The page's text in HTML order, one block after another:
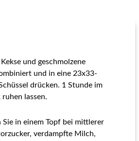
und geschmolzene
und in eine 23x33-
drücken. 1 Stunde im
lassen.
Sie in einem Topf bei mittlerer
verdampfte Milch,